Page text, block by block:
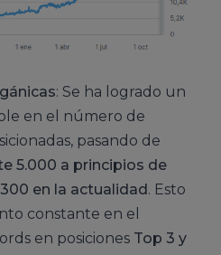
: Se ha logrado un
en el número de
pasando de
5.000 a principios de
en la actualidad. Esto
constante en el
en posiciones Top 3 y